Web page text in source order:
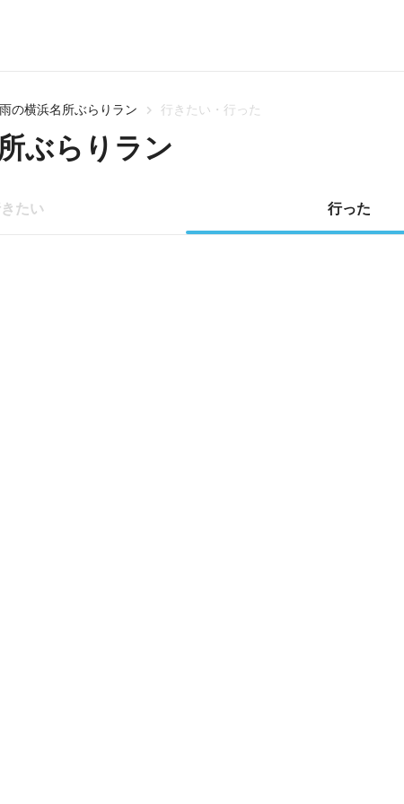
雨の横浜名所ぶらりラン 行きたい・行った
ぶらりラン
たい 行った